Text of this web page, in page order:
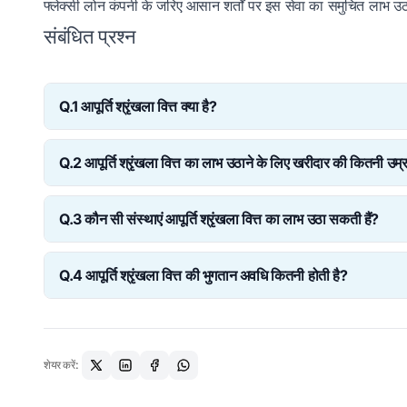
फ्लेक्सी लोन कंपनी के जरिए आसान शर्तों पर इस सेवा का समुचित लाभ
संबंधित प्रश्न
Q.1 आपूर्ति श्रृंखला वित्त क्या है?
Ans: आपूर्ति श्रृंखला की खरीदारों और आपूर्तिकर्ताओं की वित्तीय
बढ़ावा देने के लिए उन्हें एक तीसरा पक्ष वित्तीय सहायता प्रदान
Q.2 आपूर्ति श्रृंखला वित्त का लाभ उठाने के लिए खरीदार की कितनी उम्र
Ans: आपूर्ति श्रृंखला वित्त का लाभ उठाने के लिए खरीदार को कम
की गई है।
Q.3 कौन सी संस्थाएं आपूर्ति श्रृंखला वित्त का लाभ उठा सकती हैं?
Ans: सार्वजनिक और निजी सीमित कंपनियां, भागीदारी और सीमित
उठा सकती हैं।
Q.4 आपूर्ति श्रृंखला वित्त की भुगतान अवधि कितनी होती है?
शेयर करें: